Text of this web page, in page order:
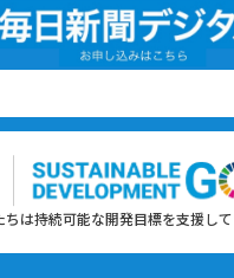
ちは持続可能な開発目標を支援して